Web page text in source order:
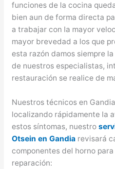
funciones de la cocina
bien aun de forma directa
a trabajar con la mayor
mayor brevedad a los que
esta razón damos siempre
de nuestros especialistas,
restauración se realice de
Nuestros técnicos en
localizando rápidamente la
estos síntomas, nuestro
Otsein en Gandiarevisará
componentes del horno
reparación: